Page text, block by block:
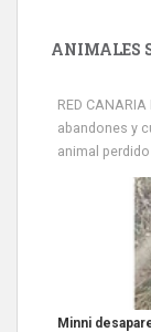
ANIMALES
RED
abandones y
animal
Siami Perdida